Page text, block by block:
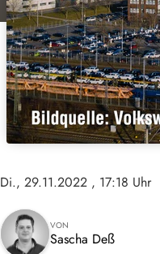
Di., 29.11.2022 , 17:18 Uhr
VON
Sascha Deß